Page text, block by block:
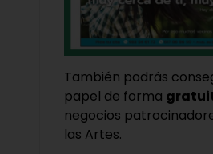
También podrás
papel de forma
negocios
las Artes.